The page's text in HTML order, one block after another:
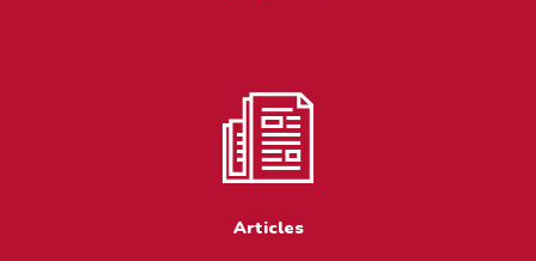
Articles